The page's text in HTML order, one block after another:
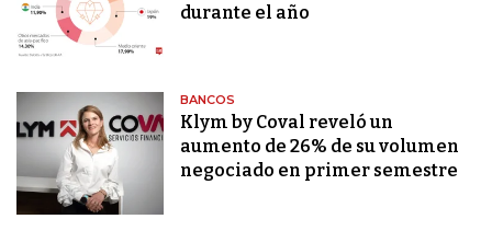
durante el año
BANCOS
Klym by Coval reveló un
aumento de 26% de su volumen
negociado en primer semestre